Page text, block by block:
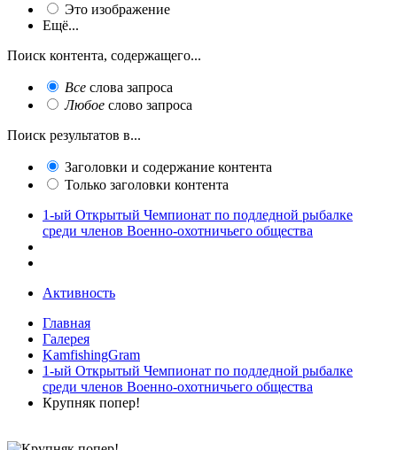
Это изображение
Ещё...
Поиск контента, содержащего...
Все слова запроса
Любое слово запроса
Поиск результатов в...
Заголовки и содержание контента
Только заголовки контента
1-ый Открытый Чемпионат по подледной рыбалке
среди членов Военно-охотничьего общества
Активность
Главная
Галерея
KamfishingGram
1-ый Открытый Чемпионат по подледной рыбалке
среди членов Военно-охотничьего общества
Крупняк попер!